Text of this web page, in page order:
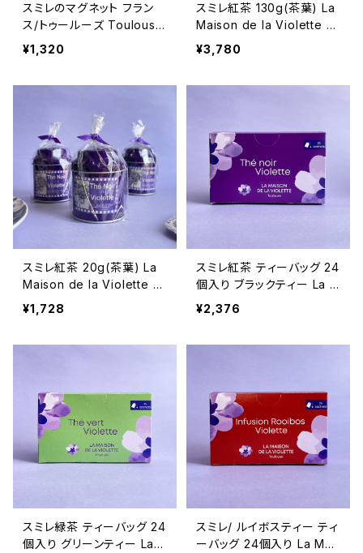
スミレのマグネット フラン
ス/トゥールーズ Toulouse
パルマバイオレット /１個
¥1,320
スミレ紅茶 130g(茶葉) La
Maison de la Violette フ
ランス/トゥールーズ Violet
black tea 缶入り
¥3,780
スミレ紅茶 20g(茶葉) La
Maison de la Violette フ
ランス/トゥールーズ Violet
black tea 缶入り
¥1,728
スミレ紅茶 ティーバッグ 24
個入り ブラックティー La M
aison de la Violette フラ
ンス/トゥールーズ
¥2,376
スミレ緑茶 ティーバッグ 24
個入り グリーンティー La
スミレ/ ルイボスティー ティ
ーバッグ 24個入り La Mai